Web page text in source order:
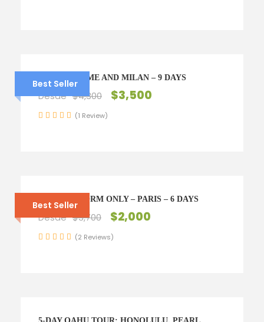
Best Seller
VENICE, ROME AND MILAN – 9 DAYS
Desde $4,300 $3,500
(1 Review)
Best Seller
ENQUIRY FORM ONLY – PARIS – 6 DAYS
Desde $3,700 $2,000
(2 Reviews)